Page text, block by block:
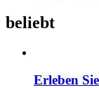
beliebt
Erleben